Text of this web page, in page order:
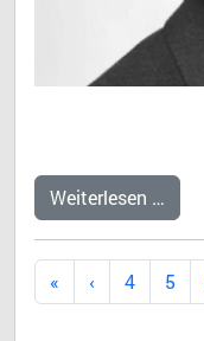
Weiterlesen …
4 5